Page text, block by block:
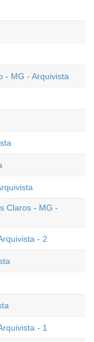
- MG - Arquivista
Claros - MG -
- 2
- 1